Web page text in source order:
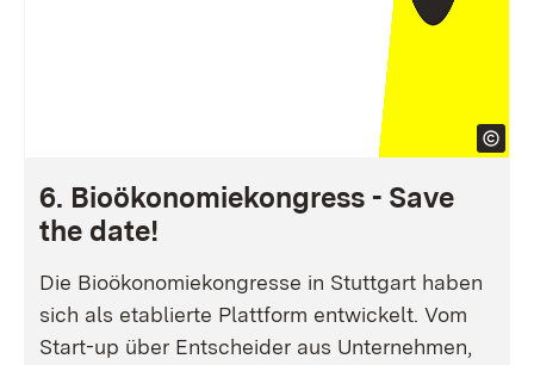
6. Bioökonomiekongress - Save
the date!
Die Bioökonomiekongresse in Stuttgart haben
sich als etablierte Plattform entwickelt. Vom
Start-up über Entscheider aus Unternehmen,